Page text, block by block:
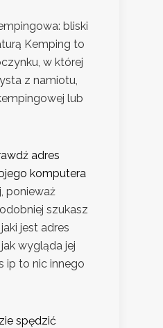
bliski
Kemping to
w której
z namiotu,
lub
adres
komputera
ponieważ
szukasz
jest adres
wygląda jej
ip to nic innego
spędzić